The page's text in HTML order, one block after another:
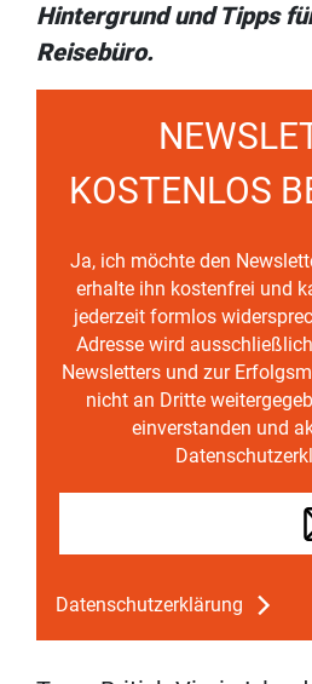
Hintergrund und Tipps
Reisebüro.
KOSTENLOS
Ja, ich möchte den
erhalte ihn kostenfrei und
jederzeit formlos
Adresse wird
Newsletters und zur
nicht an Dritte
einverstanden und
Datenschutzerklärung